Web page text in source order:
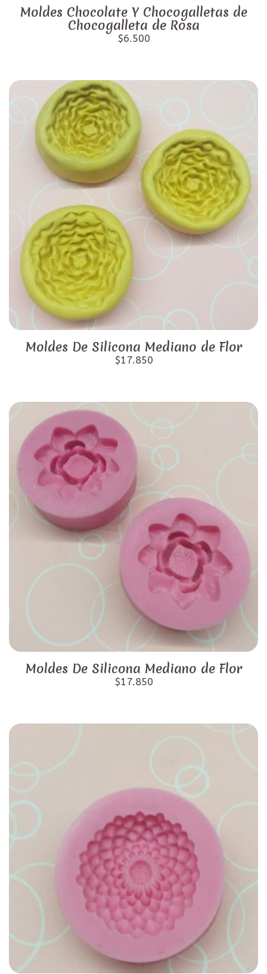
Moldes Chocolate Y Chocogalletas de
Chocogalleta de Rosa
$6.500
Moldes De Silicona Mediano de Flor
$17.850
Moldes De Silicona Mediano de Flor
$17.850